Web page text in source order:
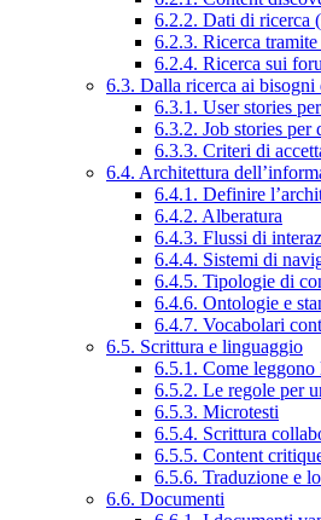
6.2.2. Dati di ricerca
6.2.3. Ricerca
6.2.4. Ricerca sui
6.3. Dalla ricerca ai bisogni
6.3.1. User stories
6.3.2. Job stories per
6.3.3. Criteri di
6.4. Architettura
6.4.1. Definire
6.4.2. Alberatura
6.4.3. Flussi di
6.4.4. Sistemi di
6.4.5. Tipologie di
6.4.6. Ontologie e
6.4.7. Vocabolari
6.5. Scrittura e linguaggio
6.5.1. Come leggono
6.5.2. Le regole per
6.5.3. Microtesti
6.5.4. Scrittura
6.5.5. Content
6.5.6. Traduzione e
6.6. Documenti